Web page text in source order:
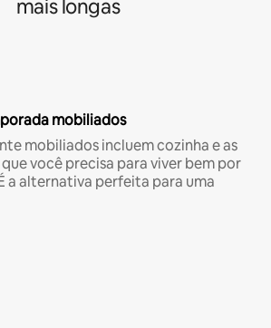
mais longas
mobiliados
mobiliados incluem cozinha e as
você precisa para viver bem por
a alternativa perfeita para uma